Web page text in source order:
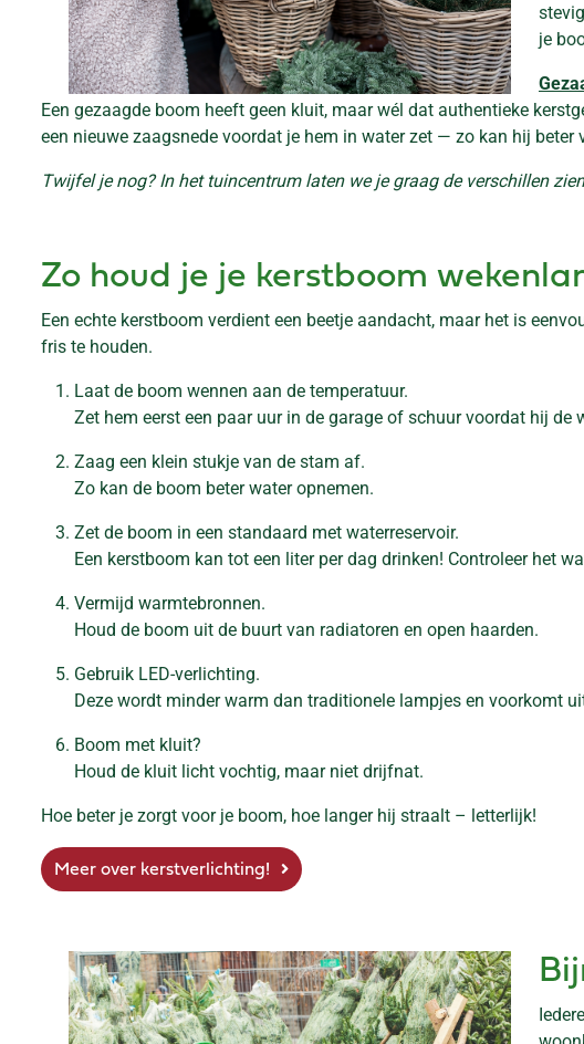
je
Een gezaagde boom heeft geen kluit, maar wél dat authentieke
een nieuwe zaagsnede voordat je hem in water zet — zo kan hij
Twijfel je nog? In het tuincentrum laten we je graag de verschillen
Zo houd je je kerstboom
Een echte kerstboom verdient een beetje aandacht, maar het is
fris te houden.
Laat de boom wennen aan de temperatuur.
Zet hem eerst een paar uur in de garage of schuur voordat hij de
Zaag een klein stukje van de stam af.
Zo kan de boom beter water opnemen.
Zet de boom in een standaard met waterreservoir.
Een kerstboom kan tot een liter per dag drinken! Controleer het
Vermijd warmtebronnen.
Houd de boom uit de buurt van radiatoren en open haarden.
Gebruik LED-verlichting.
Deze wordt minder warm dan traditionele lampjes en voorkomt
Boom met kluit?
Houd de kluit licht vochtig, maar niet drijfnat.
Hoe beter je zorgt voor je boom, hoe langer hij straalt – letterlijk!
Meer over kerstverlichting!